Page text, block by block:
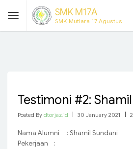
SMK M17A
SMK Mutiara 17 Agustus
Testimoni #2:
Posted Bydtorjaz.id 30 January 2021
Nama Alumni : Shamil Sundani
Pekerjaan :